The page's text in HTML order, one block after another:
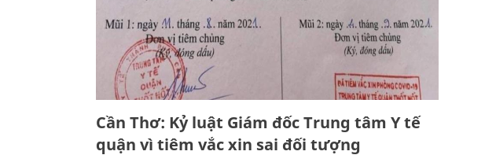
Cần Thơ: Kỷ luật Giám đốc Trung tâm Y tế
quận vì tiêm vắc xin sai đối tượng